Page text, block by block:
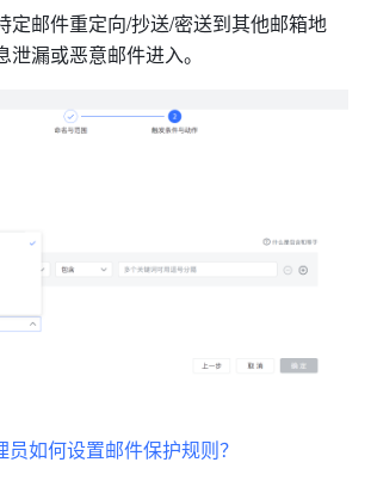
定邮件重定向/抄送/密送到其他邮箱地
泄漏或恶意邮件进入。
员如何设置邮件保护规则？